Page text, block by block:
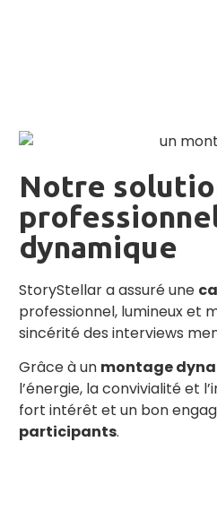
Notre
dynamique
StoryStellar a assuré une
professionnel, lumineux et
sincérité des interviews
Grâce à un montage
l’énergie, la convivialité et
fort intérêt et un bon
participants.